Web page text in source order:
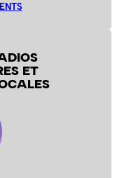
ET